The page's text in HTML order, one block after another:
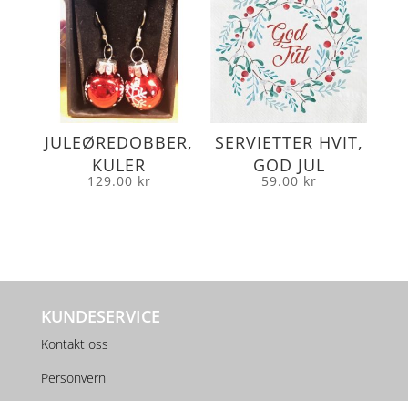
JULEØREDOBBER,
KULER
129.00 kr
SERVIETTER HVIT,
GOD JUL
59.00 kr
KUNDESERVICE
Kontakt oss
Personvern